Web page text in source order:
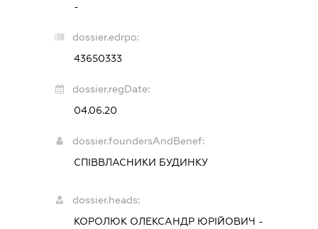
-
dossier.edrpo:
43650333
dossier.regDate:
04.06.20
dossier.foundersAndBenef:
СПІВВЛАСНИКИ БУДИНКУ
dossier.heads:
КОРОЛЮК ОЛЕКСАНДР ЮРІЙОВИЧ -